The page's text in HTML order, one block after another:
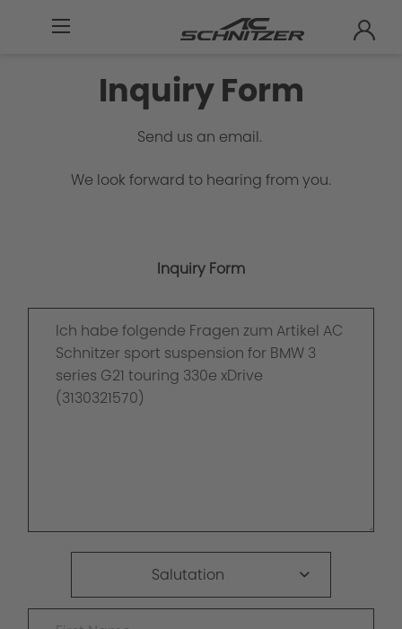
Inquiry Form
Send us an email.
We look forward to hearing from you.
Inquiry Form
Salutation